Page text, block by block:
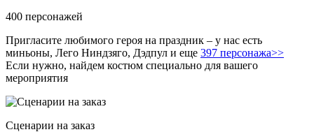
400 персонажей
Пригласите любимого героя на праздник – у нас есть
миньоны, Лего Ниндзяго, Дэдпул и еще 397 персонажа>>
Если нужно, найдем костюм специально для вашего
мероприятия
Сценарии на заказ